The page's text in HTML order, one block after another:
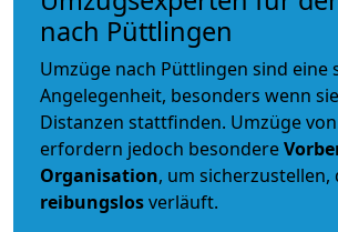
nach Püttlingen
Umzüge nach Püttlingen sind eine
Angelegenheit, besonders wenn
Distanzen stattfinden. Umzüge
erfordern jedoch besondere
Organisation, um sicherzustellen,
reibungslosverläuft.